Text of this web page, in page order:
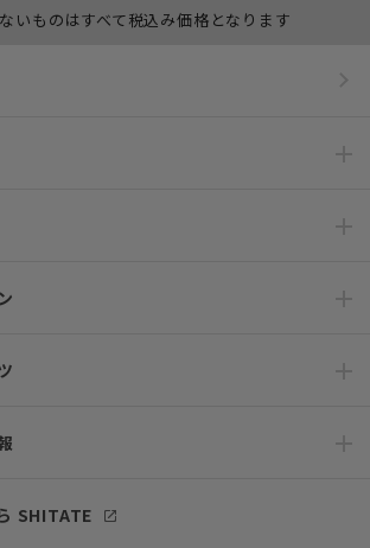
いものはすべて税込み価格となります
SHITATE